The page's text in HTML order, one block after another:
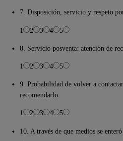
7. Disposición, servicio y respeto
1 2 3 4 5
8. Servicio posventa: atención de
1 2 3 4 5
9. Probabilidad de volver a
recomendarlo
1 2 3 4 5
10. A través de que medios se